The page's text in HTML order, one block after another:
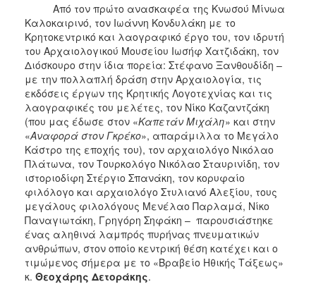
Από τον πρώτο ανασκαφέα της Κνωσού Μίνωα
Καλοκαιρινό, τον Ιωάννη Κονδυλάκη με το
Κρητοκεντρικό και λαογραφικό έργο του, τον ιδρυτή
του Αρχαιολογικού Μουσείου Ιωσήφ Χατζιδάκη, τον
Διόσκουρο στην ίδια πορεία: Στέφανο Ξανθουδίδη –
με την πολλαπλή δράση στην Αρχαιολογία, τις
εκδόσεις έργων της Κρητικής Λογοτεχνίας και τις
λαογραφικές του μελέτες, τον Νίκο Καζαντζάκη
(που μας έδωσε στον «Καπετάν Μιχάλη» και στην
«Αναφορά στον Γκρέκο», απαράμιλλα το Μεγάλο
Κάστρο της εποχής του), τον αρχαιολόγο Νικόλαο
Πλάτωνα, τον Τουρκολόγο Νικόλαο Σταυρινίδη, τον
ιστοριοδίφη Στέργιο Σπανάκη, τον κορυφαίο
φιλόλογο και αρχαιολόγο Στυλιανό Αλεξίου, τους
μεγάλους φιλολόγους Μενέλαο Παρλαμά, Νίκο
Παναγιωτάκη, Γρηγόρη Σηφάκη – παρουσιάστηκε
ένας αληθινά λαμπρός πυρήνας πνευματικών
ανθρώπων, στον οποίο κεντρική θέση κατέχει και ο
τιμώμενος σήμερα με το «Βραβείο Ηθικής Τάξεως»
κ. Θεοχάρης Δετοράκης.